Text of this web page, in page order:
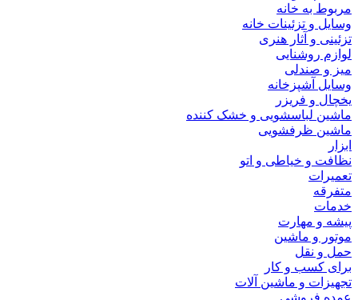
مربوط به خانه
وسایل و تزئینات خانه
تزئینی و آثار هنری
لوازم روشنایی
میز و صندلی
وسایل آشپزخانه
یخچال و فریزر
ماشین لباسشویی و خشک کننده
ماشین ظرفشویی
ابزار
نظافت و خیاطی و اتو
تعمیرات
متفرقه
خدمات
پیشه و مهارت
موتور و ماشین
حمل و نقل
برای کسب و کار
تجهیزات و ماشین آلات
عمده فروشی